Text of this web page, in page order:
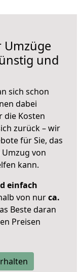
und
sich schon
dabei
die Kosten
zurück – wir
für Sie, das
von
kann.
einfach
von nurca.
Beste daran
Preisen